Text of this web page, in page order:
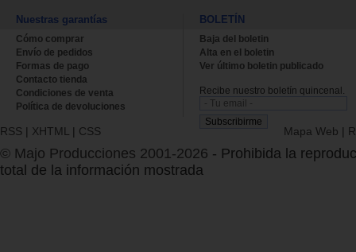
Nuestras garantías
Cómo comprar
Envío de pedidos
Formas de pago
Contacto tienda
Condiciones de venta
Política de devoluciones
BOLETÍN
Baja del boletin
Alta en el boletin
Ver último boletin publicado
Recibe nuestro boletín quincenal.
RSS | XHTML | CSS Mapa Web |
© Majo Producciones 2001-2026 - Prohibida la
total de la información mostrada